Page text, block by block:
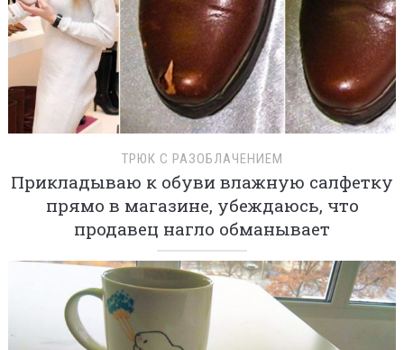
ТРЮК С РАЗОБЛАЧЕНИЕМ
Прикладываю к обуви влажную салфетку
прямо в магазине, убеждаюсь, что
продавец нагло обманывает